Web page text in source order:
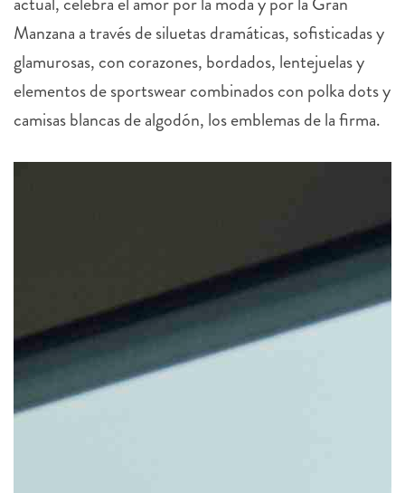
Manzana a través de siluetas dramáticas, sofisticadas y
glamurosas, con corazones, bordados, lentejuelas y
elementos de sportswear combinados con polka dots y
camisas blancas de algodón, los emblemas de la firma.